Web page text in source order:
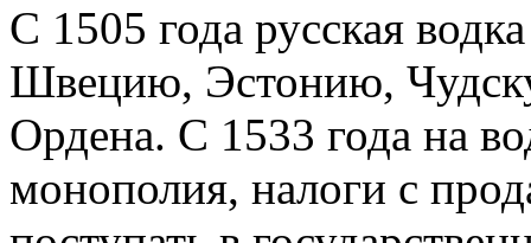
С 1505 года русская
Швецию, Эстонию,
Ордена. С 1533 года на
монополия, налоги с